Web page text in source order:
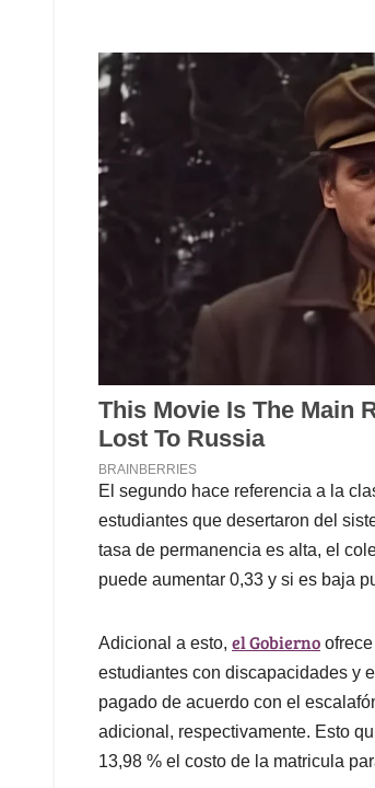
El segundo hace referencia a la
estudiantes que desertaron del
tasa de permanencia es alta, el
puede aumentar 0,33 y si es baja
Adicional a esto, el Gobierno
estudiantes con discapacidades y
pagado de acuerdo con el
adicional, respectivamente. Esto
13,98 % el costo de la matricula